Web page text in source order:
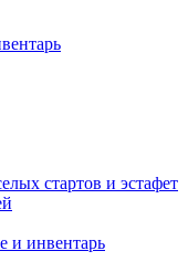
стартов и эстафет
и инвентарь